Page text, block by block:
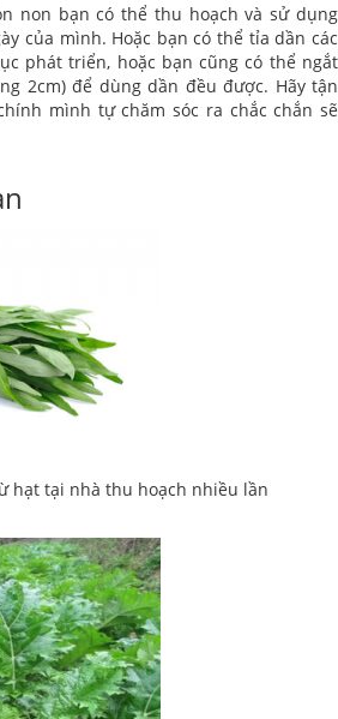
non bạn có thể thu hoạch và sử dụng
của mình. Hoặc bạn có thể tỉa dần các
phát triển, hoặc bạn cũng có thể ngắt
2cm) để dùng dần đều được. Hãy tận
mình tự chăm sóc ra chắc chắn sẽ
hạt tại nhà thu hoạch nhiều lần